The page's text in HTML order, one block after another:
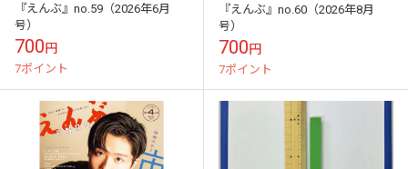
『えんぶ』no.59（2026年6月
号）
700円
7ポイント
『えんぶ』no.60（2026年8月
号）
700円
7ポイント